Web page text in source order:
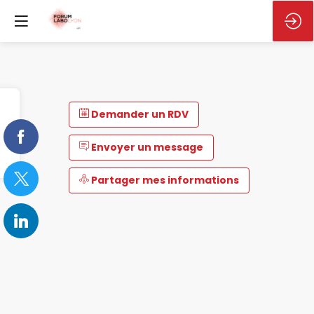
Demander un RDV
Envoyer un message
Partager mes informations